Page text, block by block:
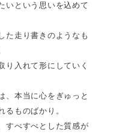
いという思いを込めて
た走り書きのようなも
り入れて形にしていく
、本当に心をぎゅっと
るものばかり。
すべすべとした質感が